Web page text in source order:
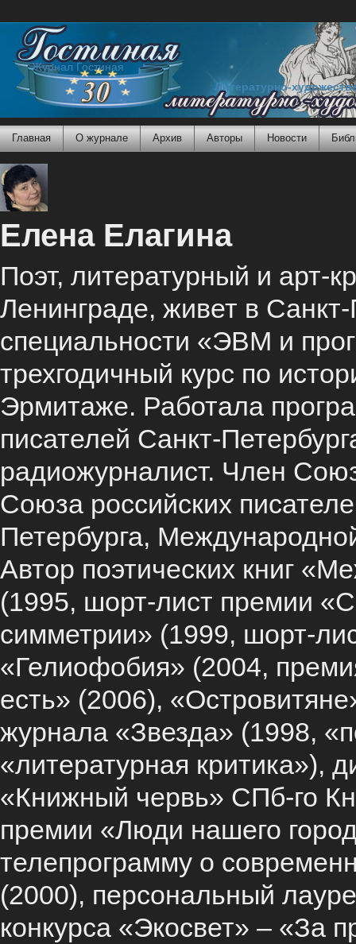
Журнал Гостиная
Литературно-
Главная О журнале Архив Авторы Новости
Елена Елагина
Поэт, литературный и арт-
Ленинграде, живет в
специальности «ЭВМ и
трехгодичный курс по
Эрмитаже. Работала
писателей Санкт-
радиожурналист. Член
Союза российских
Петербурга,
Автор поэтических книг
(1995, шорт-лист премии
симметрии» (1999, шорт-
«Гелиофобия» (2004,
есть» (2006),
журнала «Звезда» (1998,
«литературная критика»),
«Книжный червь» СПб-го
премии «Люди нашего
телепрограмму о
(2000), персональный
конкурса «Экосвет» – «За